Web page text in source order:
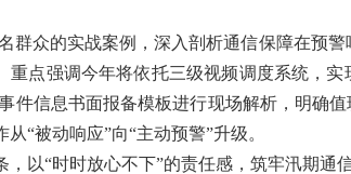
群众的实战案例，深入剖析通信保障在预
重点强调今年将依托三级视频调度系统，
件信息书面报备模板进行现场解析，明确值
从“被动响应”向“主动预警”升级。
，以“时时放心不下”的责任感，筑牢汛期通